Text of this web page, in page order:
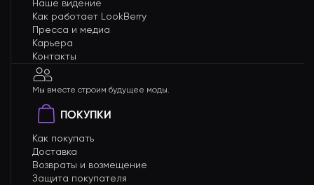
Наше видение
Как работает LookBerry
Пресса и медиа
Карьера
Контакты
Мы вместе строим будущее моды.
ПОКУПКИ
Как покупать
Доставка
Возвраты и возмещение
Защита покупателя